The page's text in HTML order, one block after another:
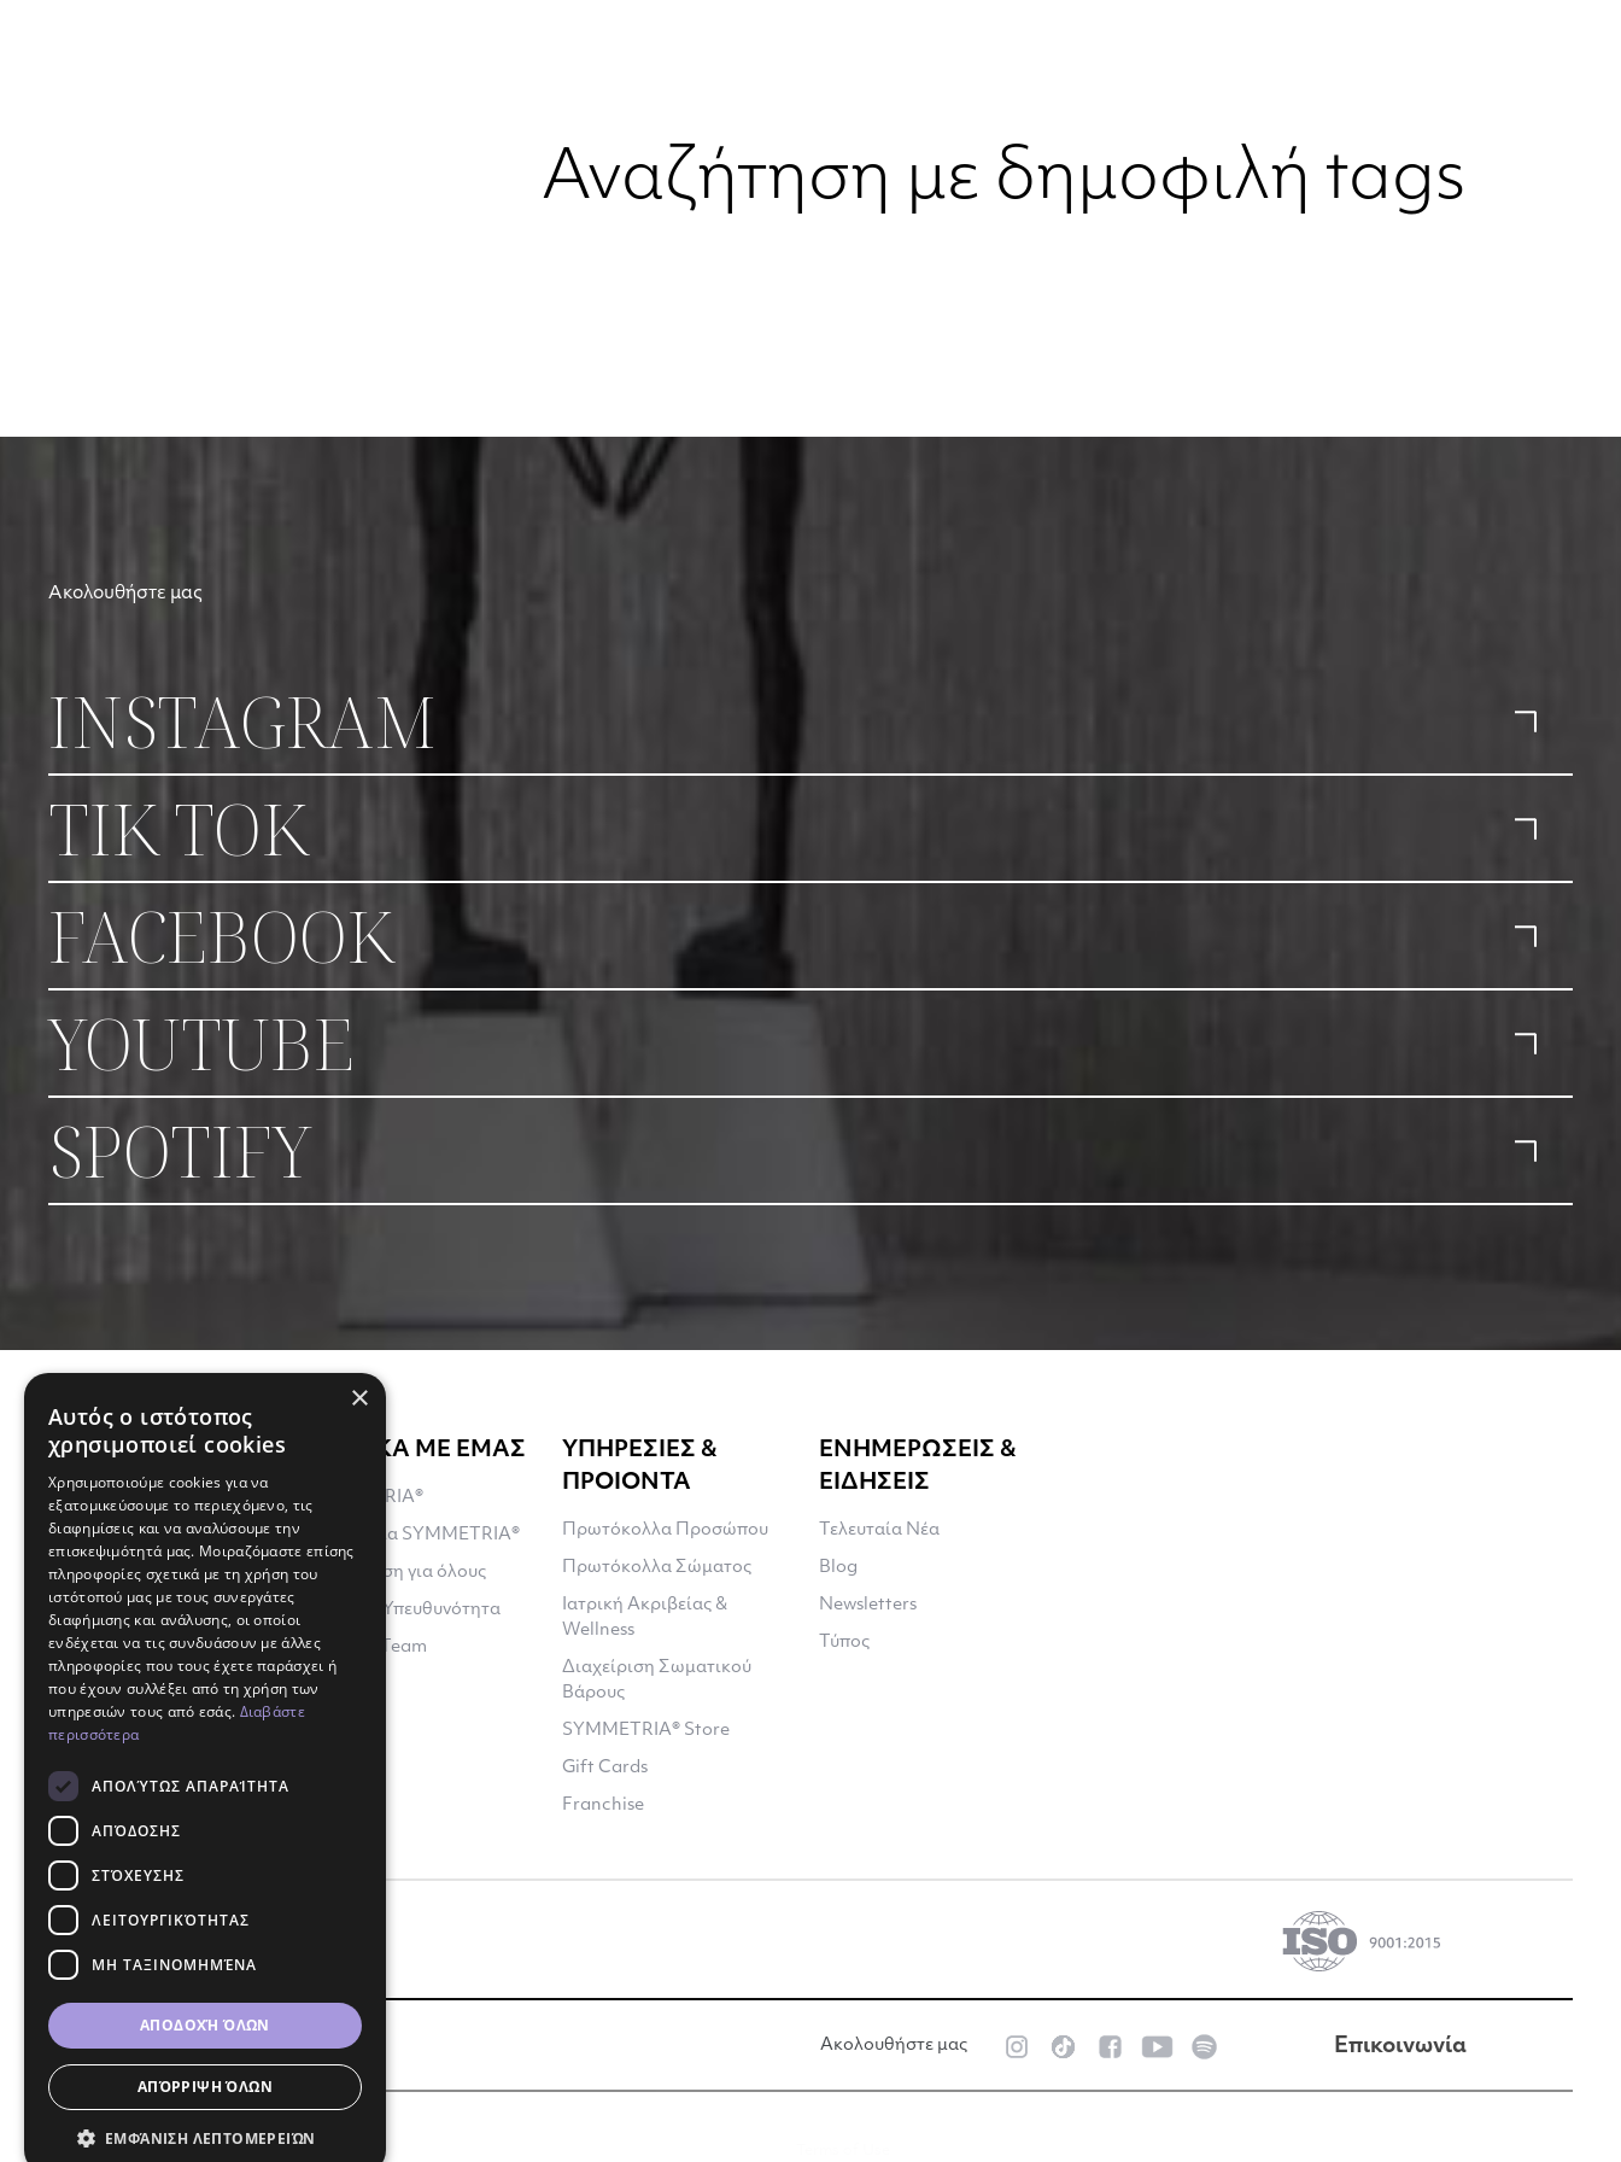
Αναζήτηση με δημοφιλή tags
Ακολουθήστε μας
INSTAGRAM
TIK TOK
FACEBOOK
YOUTUBE
SPOTIFY
ΣΧΕΤΙΚΑ ΜΕ ΕΜΑΣ
SYMMETRIA®
H Εμπειρία SYMMETRIA®
Εκπαίδευση για όλους
Εταιρική Υπευθυνότητα
Join Our Team
ΥΠΗΡΕΣΙΕΣ &
ΠΡΟΙΟΝΤΑ
Πρωτόκολλα Προσώπου
Πρωτόκολλα Σώματος
Ιατρική Ακριβείας &
Wellness
Διαχείριση Σωματικού
Βάρους
SYMMETRIA® Store
Gift Cards
Franchise
ΕΝΗΜΕΡΩΣΕΙΣ &
ΕΙΔΗΣΕΙΣ
Τελευταία Νέα
Blog
Newsletters
Τύπος
Ακολουθήστε μας Επικοινωνία
© 2026 SYMMETRIA - MSAW.P.C.
×
Αυτός ο ιστότοπος
χρησιμοποιεί cookies
Χρησιμοποιούμε cookies για να
εξατομικεύσουμε το περιεχόμενο, τις
διαφημίσεις και να αναλύσουμε την
επισκεψιμότητά μας. Μοιραζόμαστε επίσης
πληροφορίες σχετικά με τη χρήση του
ιστότοπού μας με τους συνεργάτες
διαφήμισης και ανάλυσης, οι οποίοι
ενδέχεται να τις συνδυάσουν με άλλες
πληροφορίες που τους έχετε παράσχει ή
που έχουν συλλέξει από τη χρήση των
υπηρεσιών τους από εσάς. Διαβάστε
περισσότερα
ΑΠΟΛΎΤΩΣ ΑΠΑΡΑΊΤΗΤΑ
ΑΠΌΔΟΣΗΣ
ΣΤΌΧΕΥΣΗΣ
ΛΕΙΤΟΥΡΓΙΚΌΤΗΤΑΣ
ΜΗ ΤΑΞΙΝΟΜΗΜΈΝΑ
ΑΠΟΔΟΧΉ ΌΛΩΝ
ΑΠΌΡΡΙΨΗ ΌΛΩΝ
ΕΜΦΆΝΙΣΗ ΛΕΠΤΟΜΕΡΕΙΏΝ